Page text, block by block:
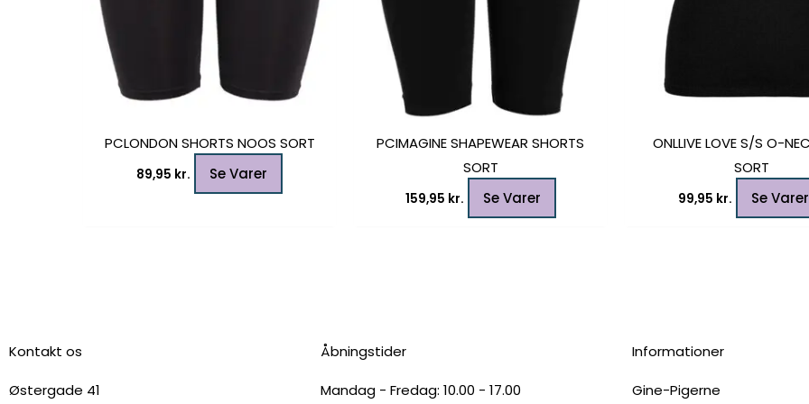
PCLONDON SHORTS NOOS SORT
89,95 kr. Se Varer
PCIMAGINE SHAPEWEAR SHORTS
SORT
159,95 kr. Se Varer
ONLLIVE LOVE S/S O-
SORT
99,95 kr. Se Varer
Kontakt os
Østergade 41
Åbningstider
Mandag - Fredag: 10.00 - 17.00
Informationer
Gine-Pigerne